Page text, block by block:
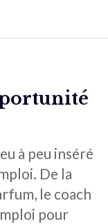
à peu inséré
De la
le coach
pour